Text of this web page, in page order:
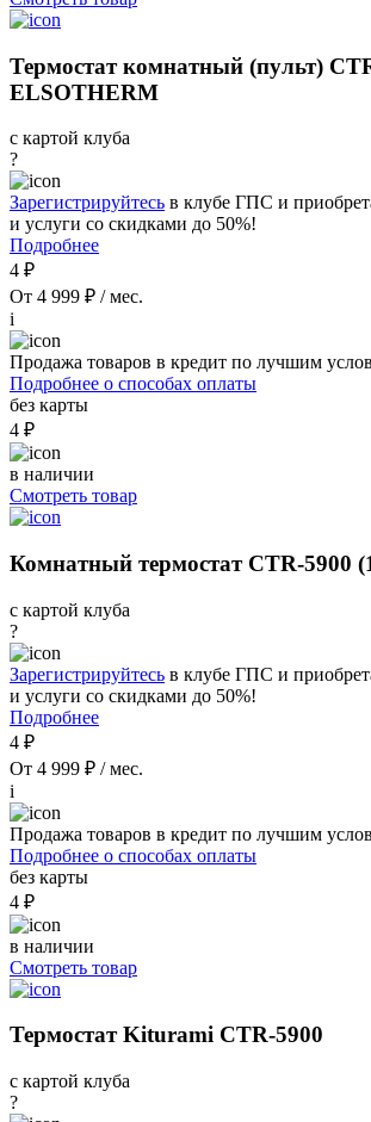
Термостат комнатный (пульт)
ELSOTHERM
с картой клуба
?
Зарегистрируйтесь в клубе ГПС и
и услуги со скидками до 50%!
Подробнее
4 ₽
От 4 999 ₽ / мес.
i
Продажа товаров в кредит по лучшим
Подробнее о способах оплаты
без карты
4 ₽
в наличии
Смотреть товар
Комнатный термостат CTR-5900
с картой клуба
?
Зарегистрируйтесь в клубе ГПС и
и услуги со скидками до 50%!
Подробнее
4 ₽
От 4 999 ₽ / мес.
i
Продажа товаров в кредит по лучшим
Подробнее о способах оплаты
без карты
4 ₽
в наличии
Смотреть товар
Термостат Kiturami CTR-5900
с картой клуба
?